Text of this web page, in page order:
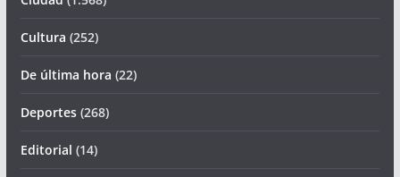
Cultura (252)
De última hora (22)
Deportes(268)
Editorial (14)